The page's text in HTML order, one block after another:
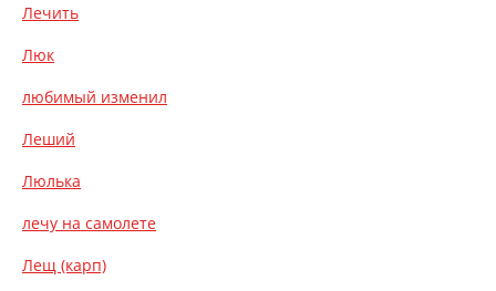
Лечить
Люк
любимый изменил
Леший
Люлька
лечу на самолете
Лещ (карп)